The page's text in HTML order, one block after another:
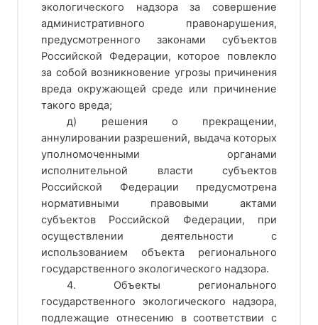
экологического надзора за совершение
административного правонарушения,
предусмотренного законами субъектов
Российской Федерации, которое повлекло
за собой возникновение угрозы причинения
вреда окружающей среде или причинение
такого вреда;
д) решения о прекращении,
аннулировании разрешений, выдача которых
уполномоченными органами
исполнительной власти субъектов
Российской Федерации предусмотрена
нормативными правовыми актами
субъектов Российской Федерации, при
осуществлении деятельности с
использованием объекта регионального
государственного экологического надзора.
4. Объекты регионального
государственного экологического надзора,
подлежащие отнесению в соответствии с